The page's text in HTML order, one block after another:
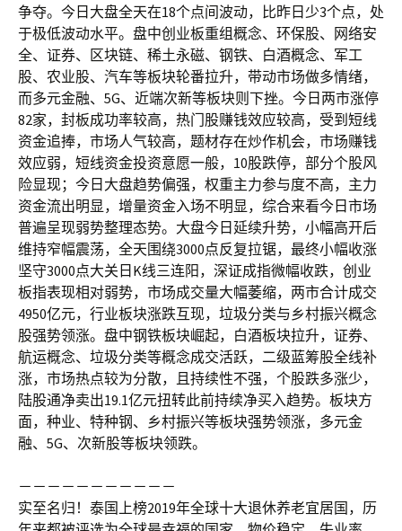
争夺。今日大盘全天在18个点间波动，比昨日少3个点，处
于极低波动水平。盘中创业板重组概念、环保股、网络安
全、证券、区块链、稀土永磁、钢铁、白酒概念、军工
股、农业股、汽车等板块轮番拉升，带动市场做多情绪，
而多元金融、5G、近端次新等板块则下挫。今日两市涨停
82家，封板成功率较高，热门股赚钱效应较高，受到短线
资金追捧，市场人气较高，题材存在炒作机会，市场赚钱
效应弱，短线资金投资意愿一般，10股跌停，部分个股风
险显现；今日大盘趋势偏强，权重主力参与度不高，主力
资金流出明显，增量资金入场不明显，综合来看今日市场
普遍呈现弱势整理态势。大盘今日延续升势，小幅高开后
维持窄幅震荡，全天围绕3000点反复拉锯，最终小幅收涨
坚守3000点大关日K线三连阳，深证成指微幅收跌，创业
板指表现相对弱势，市场成交量大幅萎缩，两市合计成交
4950亿元，行业板块涨跌互现，垃圾分类与乡村振兴概念
股强势领涨。盘中钢铁板块崛起，白酒板块拉升，证券、
航运概念、垃圾分类等概念成交活跃，二级蓝筹股全线补
涨，市场热点较为分散，且持续性不强，个股跌多涨少，
陆股通净卖出19.1亿元扭转此前持续净买入趋势。板块方
面，种业、特种钢、乡村振兴等板块强势领涨，多元金
融、5G、次新股等板块领跌。
－－－－－－－－－－－
实至名归！泰国上榜2019年全球十大退休养老宜居国，历